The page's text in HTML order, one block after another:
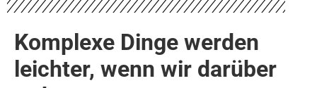
Komplexe Dinge werden
leichter, wenn wir darüber